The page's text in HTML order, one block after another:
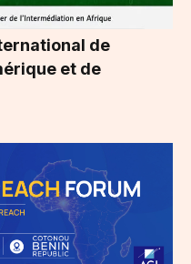
de
et de